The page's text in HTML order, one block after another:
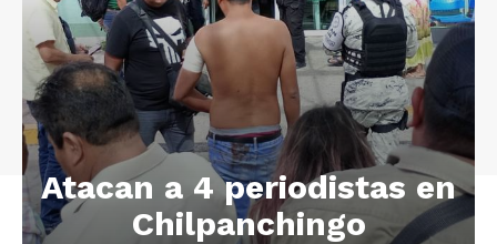
Atacan a 4 periodistas en
Chilpanchingo